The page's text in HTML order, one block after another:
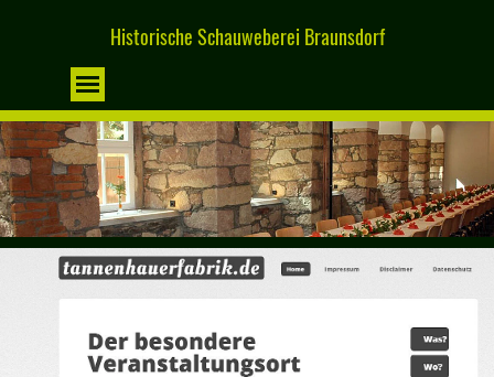
Historische Schauweberei Braunsdorf
Menü überspringen